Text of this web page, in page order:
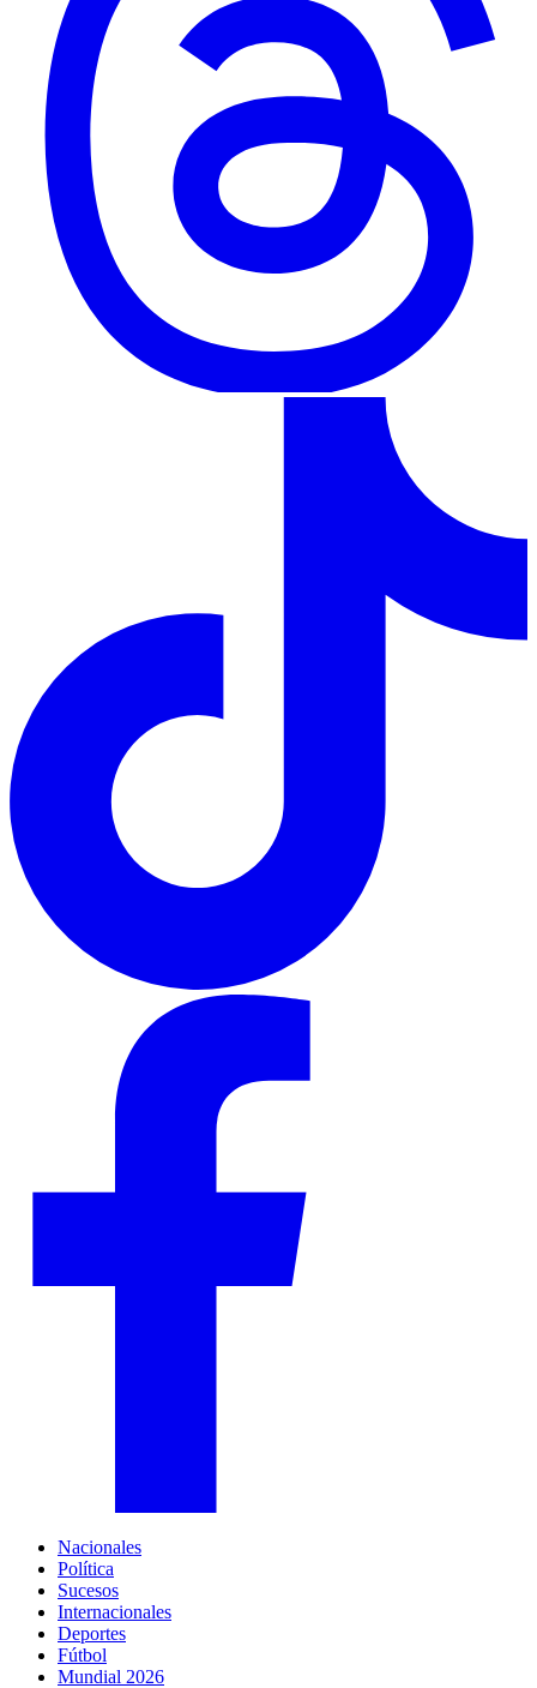
Nacionales
Política
Sucesos
Internacionales
Deportes
Fútbol
Mundial 2026